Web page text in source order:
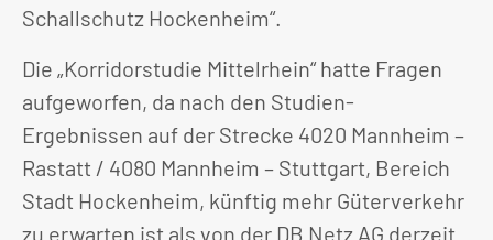
Schallschutz Hockenheim“.
Die „Korridorstudie Mittelrhein“ hatte Fragen
aufgeworfen, da nach den Studien-
Ergebnissen auf der Strecke 4020 Mannheim –
Rastatt / 4080 Mannheim – Stuttgart, Bereich
Stadt Hockenheim, künftig mehr Güterverkehr
zu erwarten ist als von der DB Netz AG derzeit